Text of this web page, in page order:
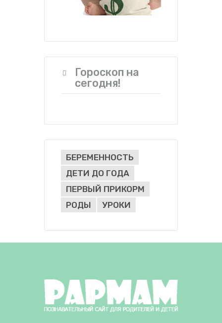
Гороскоп на
сегодня!
БЕРЕМЕННОСТЬ
ДЕТИ ДО ГОДА
ПЕРВЫЙ ПРИКОРМ
РОДЫ
УРОКИ